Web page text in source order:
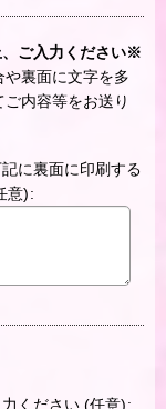
ご入力ください※
裏面に文字を多
内容等をお送り
に裏面に印刷する
意):
ください (任意):